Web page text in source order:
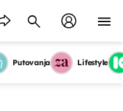
Putovanja Lifestyle